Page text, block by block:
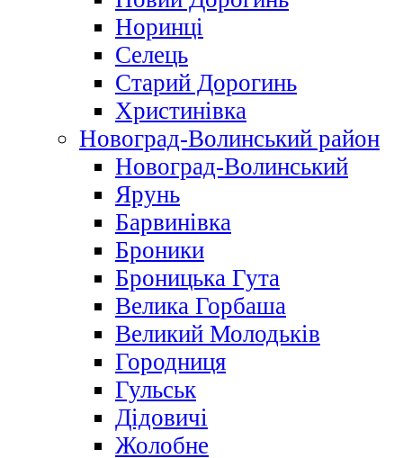
Норинці
Селець
Старий Дорогинь
Христинівка
Новоград-Волинський район
Новоград-Волинський
Ярунь
Барвинівка
Броники
Броницька Гута
Велика Горбаша
Великий Молодьків
Городниця
Гульськ
Дідовичі
Жолобне